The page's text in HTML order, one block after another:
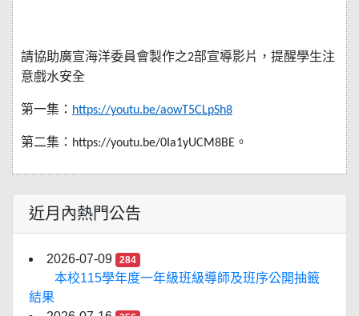
請協助廣宣海洋委員會製作之2部宣導影片，提醒學生注
意戲水安全
第一集： https://youtu.be/aowT5CLpSh8
第二集： https://youtu.be/0Ia1yUCM8BE 。
近月內熱門公告
2026-07-09 284
本校115學年度一年級班級導師及班序公開抽籤
結果